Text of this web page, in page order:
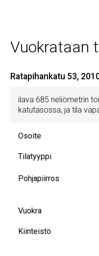
Vuokrataan
Ratapihankatu 53,
ilava 685 neliömetrin
katutasossa, ja tila
Osoite
Tilatyyppi
Pohjapiirros
Vuokra
Kiinteistö